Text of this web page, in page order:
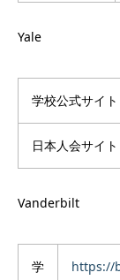
Yale
学校公式サイト
日本人会サイト
Vanderbilt
学
https://